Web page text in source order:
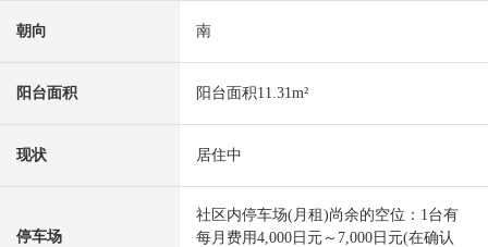
朝向 南
阳台面积 阳台面积11.31m²
现状 居住中
停车场
社区内停车场(月租)尚余的空位：1台有
每月费用4,000日元～7,000日元(在确认